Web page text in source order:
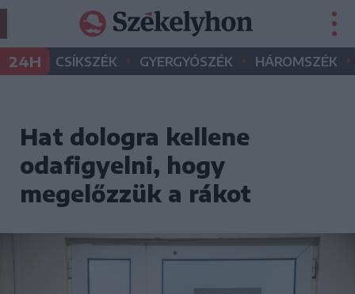
24H CSÍKSZÉK • GYERGYÓSZÉK • HÁROMSZÉK •
Hat dologra kellene
odafigyelni, hogy
megelőzzük a rákot